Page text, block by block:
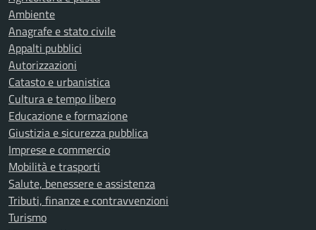
Ambiente
Anagrafe e stato civile
Appalti pubblici
Autorizzazioni
Catasto e urbanistica
Cultura e tempo libero
Educazione e formazione
Giustizia e sicurezza pubblica
Imprese e commercio
Mobilità e trasporti
Salute, benessere e assistenza
Tributi, finanze e contravvenzioni
Turismo